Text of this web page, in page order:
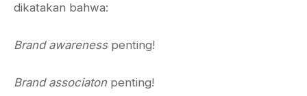
dikatakan bahwa:
Brand awareness penting!
Brand associaton penting!